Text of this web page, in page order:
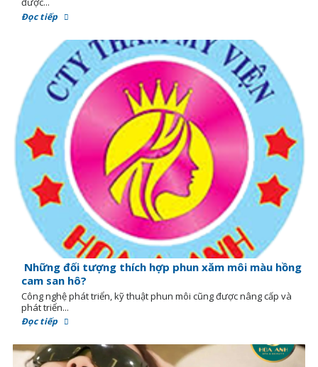
Đọc tiếp
Những đối tượng thích hợp phun xăm môi màu hồng
cam san hô?
Công nghệ phát triển, kỹ thuật phun môi cũng được nâng cấp và
phát triển...
Đọc tiếp